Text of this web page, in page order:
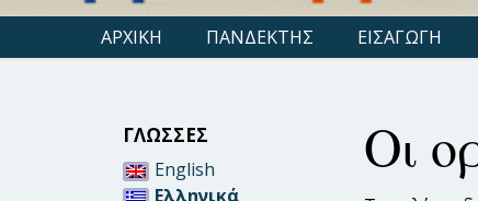
ΑΡΧΙΚΗ ΠΑΝΔΕΚΤΗΣ ΕΙΣΑΓΩΓΗ
ΓΛΩΣΣΕΣ
English
Ελληνικά
Οι